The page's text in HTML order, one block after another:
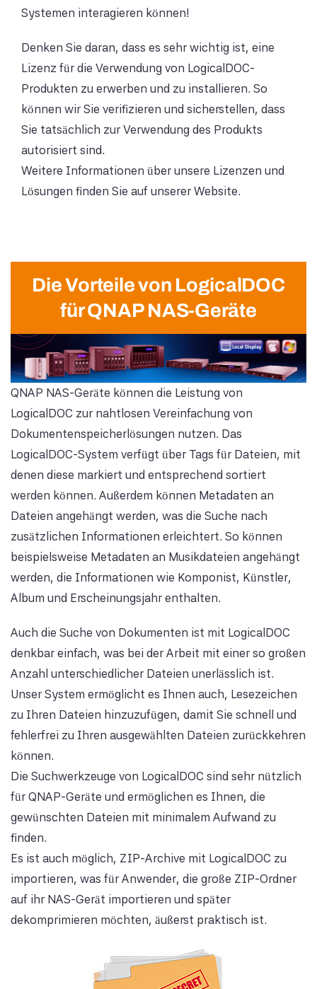
Systemen interagieren können!
Denken Sie daran, dass es sehr wichtig ist, eine
Lizenz für die Verwendung von LogicalDOC-
Produkten zu erwerben und zu installieren. So
können wir Sie verifizieren und sicherstellen, dass
Sie tatsächlich zur Verwendung des Produkts
autorisiert sind.
Weitere Informationen über unsere Lizenzen und
Lösungen finden Sie auf unserer Website.
Die Vorteile von LogicalDOC
für QNAP NAS-Geräte
QNAP NAS-Geräte können die Leistung von
LogicalDOC zur nahtlosen Vereinfachung von
Dokumentenspeicherlösungen nutzen. Das
LogicalDOC-System verfügt über Tags für Dateien, mit
denen diese markiert und entsprechend sortiert
werden können. Außerdem können Metadaten an
Dateien angehängt werden, was die Suche nach
zusätzlichen Informationen erleichtert. So können
beispielsweise Metadaten an Musikdateien angehängt
werden, die Informationen wie Komponist, Künstler,
Album und Erscheinungsjahr enthalten.
Auch die Suche von Dokumenten ist mit LogicalDOC
denkbar einfach, was bei der Arbeit mit einer so großen
Anzahl unterschiedlicher Dateien unerlässlich ist.
Unser System ermöglicht es Ihnen auch, Lesezeichen
zu Ihren Dateien hinzuzufügen, damit Sie schnell und
fehlerfrei zu Ihren ausgewählten Dateien zurückkehren
können.
Die Suchwerkzeuge von LogicalDOC sind sehr nützlich
für QNAP-Geräte und ermöglichen es Ihnen, die
gewünschten Dateien mit minimalem Aufwand zu
finden.
Es ist auch möglich, ZIP-Archive mit LogicalDOC zu
importieren, was für Anwender, die große ZIP-Ordner
auf ihr NAS-Gerät importieren und später
dekomprimieren möchten, äußerst praktisch ist.